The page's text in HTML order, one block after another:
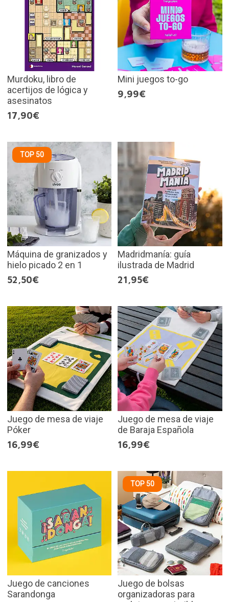
Murdoku, libro de
acertijos de lógica y
asesinatos
17,90€
Mini juegos to-go
9,99€
TOP 50
Máquina de granizados y
hielo picado 2 en 1
52,50€
Madridmanía: guía
ilustrada de Madrid
21,95€
Juego de mesa de viaje
Póker
16,99€
Juego de mesa de viaje
de Baraja Española
16,99€
Juego de canciones
Sarandonga
TOP 50
Juego de bolsas
organizadoras para